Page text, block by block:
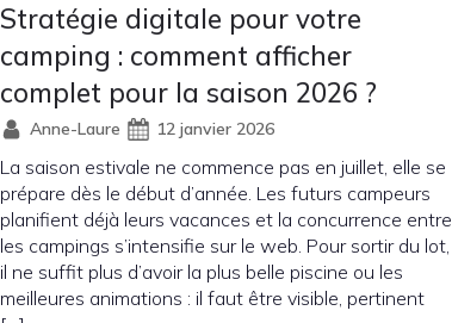
Stratégie digitale pour votre
camping : comment afficher
complet pour la saison 2026 ?
Anne-Laure 12 janvier 2026
La saison estivale ne commence pas en juillet, elle se
prépare dès le début d’année. Les futurs campeurs
planifient déjà leurs vacances et la concurrence entre
les campings s’intensifie sur le web. Pour sortir du lot,
il ne suffit plus d’avoir la plus belle piscine ou les
meilleures animations : il faut être visible, pertinent